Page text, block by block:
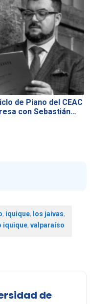
de Piano del CEAC
con Sebastián…
, iquique, los jaivas,
iquique, valparaíso
de